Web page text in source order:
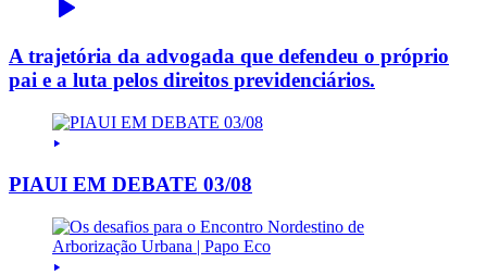
A trajetória da advogada que defendeu o próprio
pai e a luta pelos direitos previdenciários.
PIAUI EM DEBATE 03/08